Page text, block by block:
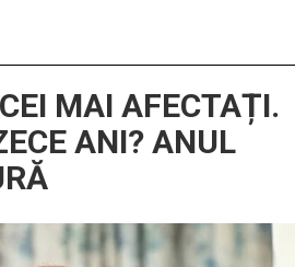
MAI AFECTAȚI.
ANI? ANUL